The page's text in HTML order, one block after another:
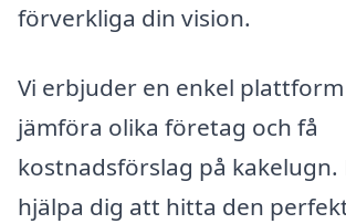
förverkliga din vision.
Vi erbjuder en enkel
jämföra olika företag och få
kostnadsförslag på kakelugn.
hjälpa dig att hitta den